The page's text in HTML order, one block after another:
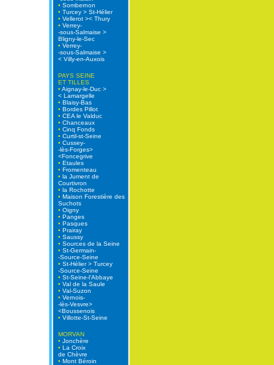
• Sombernon
• Turcey > St-Hélier
• Vellerot >< Thury
• Verrey-
-sous-Salmaise >
Bligny-le-Sec
• Verrey-
-sous-Salmaise >
< Villy-en-Auxois
PAYS SEINE
ET TILLES
• Aignay-le-Duc >
< Lamargelle
• Blaisy-Bas
• Bordes Pillot
• CEA le Valduc
• Chanceaux
• Cinq Fonds
• Curtil-st-Seine
• Cussey-
-lès-Forges>
<Foncegrive
• Etaules
• Fromenteau
• la Jument de
Courtivron
• la Rochotte
• Maison Forestière des
Suchots
• Oigny
• Panges
• Pasques
• Prairay
• Saussy
• Sources de la Seine
• St-Germain-
-Source-Seine
• St-Hélier > Turcey
-Source-Seine
• St-Seine-l'Abbaye
• Val de la Saule
• Val-Suzon
• Vernois-
-lès-Vesvre>
<Boussenois
• Villotte-St-Seine
MORVAN
• Jonchère
• La Croix
de Chèvre
• Mont Béroin